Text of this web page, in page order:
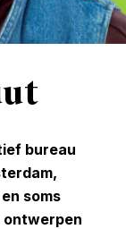
bureau
soms
ontwerpen